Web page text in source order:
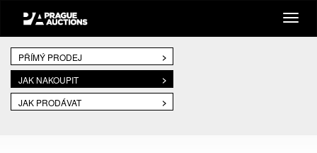
PŘÍMÝ PRODEJ
JAK NAKOUPIT
JAK PRODÁVAT